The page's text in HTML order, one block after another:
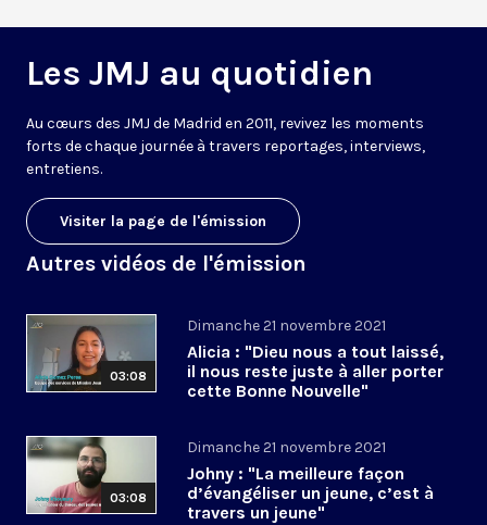
Les JMJ au quotidien
Au cœurs des JMJ de Madrid en 2011, revivez les moments
forts de chaque journée à travers reportages, interviews,
entretiens.
Visiter la page de l'émission
Autres vidéos de l'émission
03:08
Dimanche 21 novembre 2021
Alicia : "Dieu nous a tout laissé,
il nous reste juste à aller porter
cette Bonne Nouvelle"
03:08
Dimanche 21 novembre 2021
Johny : "La meilleure façon
d’évangéliser un jeune, c’est à
travers un jeune"